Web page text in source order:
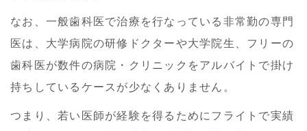
なお、一般歯科医で治療を行なっている非常勤の専門
医は、大学病院の研修ドクターや大学院生、フリーの
歯科医が数件の病院・クリニックをアルバイトで掛け
持ちしているケースが少なくありません。
つまり、若い医師が経験を得るためにフライトで実績